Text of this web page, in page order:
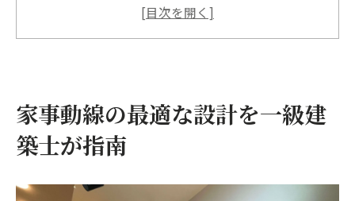
一級建築士が実践する快適な住まい設計術
家事効率化を実現する間取りの工夫とは
成功と失敗の差を知る家事動線の秘訣とは
一級建築士が実感する成功例の動線設計法
家事動線の最適な設計を一級建
築士が指南